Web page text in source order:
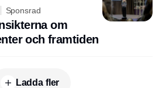
Sponsrad
om
och framtiden
Ladda fler